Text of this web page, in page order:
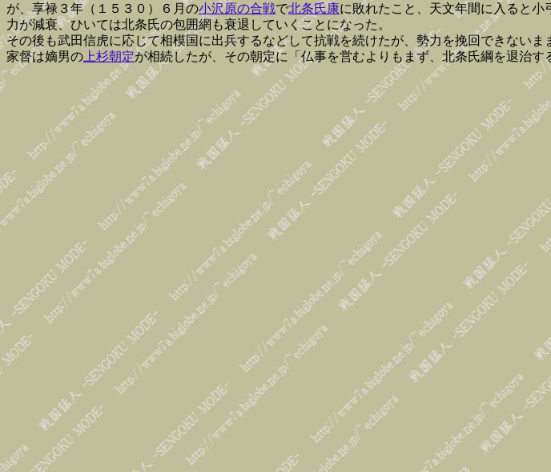
が、享禄３年（１５３０）６月の小沢原の合戦で北条氏康に敗れたこと、天文年間に入ると
力が減衰、ひいては北条氏の包囲網も衰退していくことになった。
その後も武田信虎に応じて相模国に出兵するなどして抗戦を続けたが、勢力を挽回できない
家督は嫡男の 上杉朝定が相続したが、その朝定に「仏事を営むよりもまず、北条氏綱を退治す